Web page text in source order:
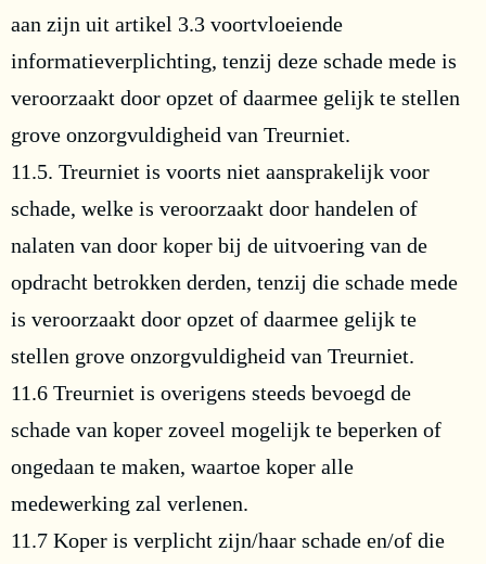
aan zijn uit artikel 3.3 voortvloeiende
informatieverplichting, tenzij deze schade mede is
veroorzaakt door opzet of daarmee gelijk te stellen
grove onzorgvuldigheid van Treurniet.
11.5. Treurniet is voorts niet aansprakelijk voor
schade, welke is veroorzaakt door handelen of
nalaten van door koper bij de uitvoering van de
opdracht betrokken derden, tenzij die schade mede
is veroorzaakt door opzet of daarmee gelijk te
stellen grove onzorgvuldigheid van Treurniet.
11.6 Treurniet is overigens steeds bevoegd de
schade van koper zoveel mogelijk te beperken of
ongedaan te maken, waartoe koper alle
medewerking zal verlenen.
11.7 Koper is verplicht zijn/haar schade en/of die